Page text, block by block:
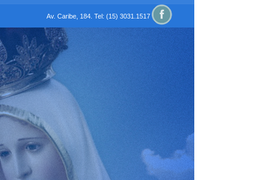
Av. Caribe, 184. Tel: (15) 3031.1517